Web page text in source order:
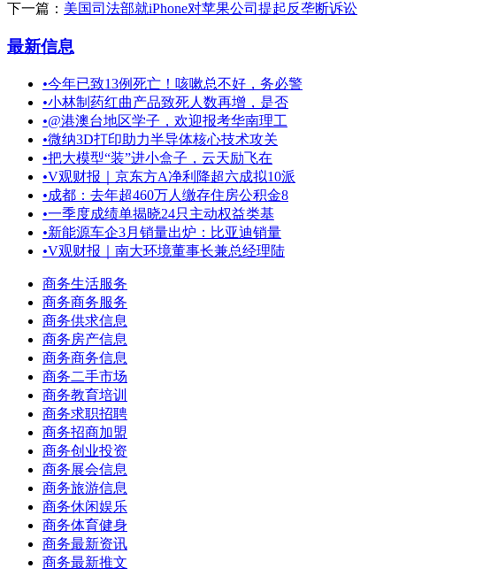
下一篇： 美国司法部就iPhone对苹果公司提起反垄断诉讼
最新信息
•今年已致13例死亡！咳嗽总不好，务必警
•小林制药红曲产品致死人数再增，是否
•@港澳台地区学子，欢迎报考华南理工
•微纳3D打印助力半导体核心技术攻关
•把大模型“装”进小盒子，云天励飞在
•V观财报｜京东方A净利降超六成拟10派
•成都：去年超460万人缴存住房公积金8
•一季度成绩单揭晓24只主动权益类基
•新能源车企3月销量出炉：比亚迪销量
•V观财报｜南大环境董事长兼总经理陆
商务生活服务
商务商务服务
商务供求信息
商务房产信息
商务商务信息
商务二手市场
商务教育培训
商务求职招聘
商务招商加盟
商务创业投资
商务展会信息
商务旅游信息
商务休闲娱乐
商务体育健身
商务最新资讯
商务最新推文